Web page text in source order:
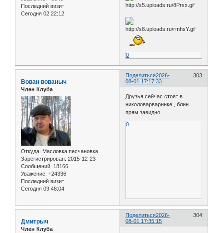
Последний визит:
Сегодня 02:22:12
0
Поделиться 303
2026-
08-01 17:17:33
Вован вованыч
Член Клуба
Откуда: Масловка песчановка
Зарегистрирован: 2015-12-23
Сообщений: 18166
Уважение: +24336
Последний визит:
Сегодня 09:48:04
Друзья сейчас стоят в
николоварваринке , блин
прям завидно ...
0
Поделиться 304
2026-
08-01 17:35:15
Дмитрыч
Член Клуба